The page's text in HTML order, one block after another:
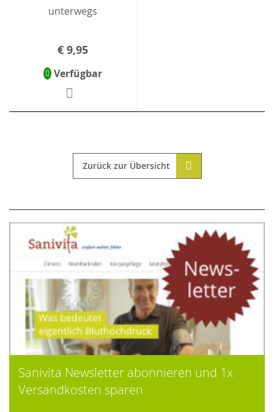
unterwegs
€ 9,95
Verfügbar
Zurück zur Übersicht
Sanivita Newsletter abonnieren und 1x
Versandkosten sparen